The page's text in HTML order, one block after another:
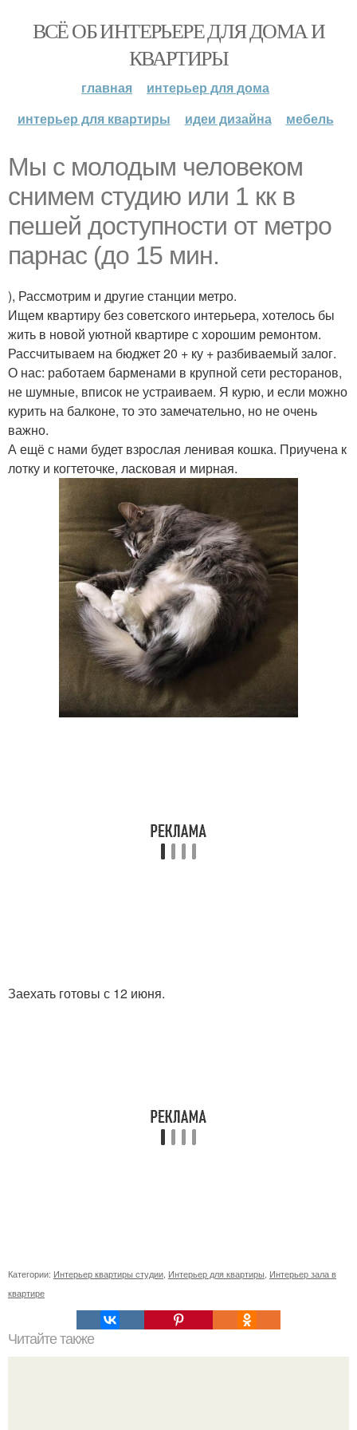
ВСЁ ОБ ИНТЕРЬЕРЕ ДЛЯ ДОМА И
КВАРТИРЫ
главная
интерьер для дома
интерьер для квартиры
идеи дизайна мебель
Мы с молодым человеком
снимем студию или 1 кк в
пешей доступности от метро
парнас (до 15 мин.
), Рассмотрим и другие станции метро.
Ищем квартиру без советского интерьера, хотелось бы
жить в новой уютной квартире с хорошим ремонтом.
Рассчитываем на бюджет 20 + ку + разбиваемый залог.
О нас: работаем барменами в крупной сети ресторанов,
не шумные, вписок не устраиваем. Я курю, и если можно
курить на балконе, то это замечательно, но не очень
важно.
А ещё с нами будет взрослая ленивая кошка. Приучена к
лотку и когтеточке, ласковая и мирная.
Заехать готовы с 12 июня.
Категории: Интерьер квартиры студии Интерьер для квартиры Интерьер зала в
квартире
Читайте также